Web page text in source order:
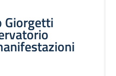
Giorgetti